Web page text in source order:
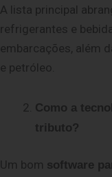
A lista principal
refrigerantes e
embarcações, além
e petróleo.
Como a
tributo?
Um bom software